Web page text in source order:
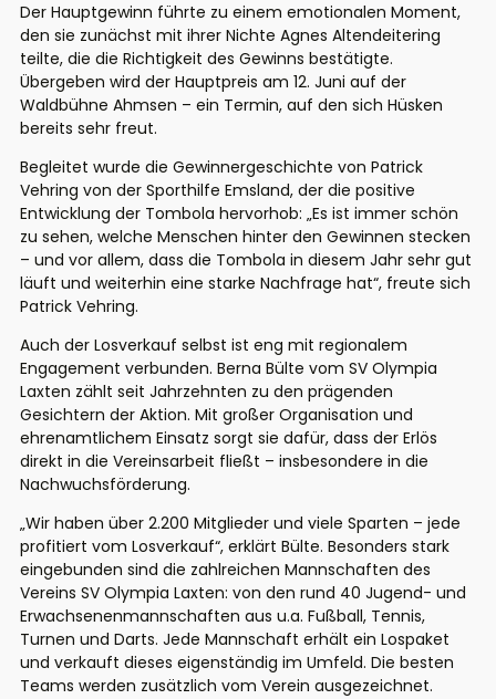
Der Hauptgewinn führte zu einem emotionalen Moment,
den sie zunächst mit ihrer Nichte Agnes Altendeitering
teilte, die die Richtigkeit des Gewinns bestätigte.
Übergeben wird der Hauptpreis am 12. Juni auf der
Waldbühne Ahmsen – ein Termin, auf den sich Hüsken
bereits sehr freut.
Begleitet wurde die Gewinnergeschichte von Patrick
Vehring von der Sporthilfe Emsland, der die positive
Entwicklung der Tombola hervorhob: „Es ist immer schön
zu sehen, welche Menschen hinter den Gewinnen stecken
– und vor allem, dass die Tombola in diesem Jahr sehr gut
läuft und weiterhin eine starke Nachfrage hat“, freute sich
Patrick Vehring.
Auch der Losverkauf selbst ist eng mit regionalem
Engagement verbunden. Berna Bülte vom SV Olympia
Laxten zählt seit Jahrzehnten zu den prägenden
Gesichtern der Aktion. Mit großer Organisation und
ehrenamtlichem Einsatz sorgt sie dafür, dass der Erlös
direkt in die Vereinsarbeit fließt – insbesondere in die
Nachwuchsförderung.
„Wir haben über 2.200 Mitglieder und viele Sparten – jede
profitiert vom Losverkauf“, erklärt Bülte. Besonders stark
eingebunden sind die zahlreichen Mannschaften des
Vereins SV Olympia Laxten: von den rund 40 Jugend- und
Erwachsenenmannschaften aus u.a. Fußball, Tennis,
Turnen und Darts. Jede Mannschaft erhält ein Lospaket
und verkauft dieses eigenständig im Umfeld. Die besten
Teams werden zusätzlich vom Verein ausgezeichnet.